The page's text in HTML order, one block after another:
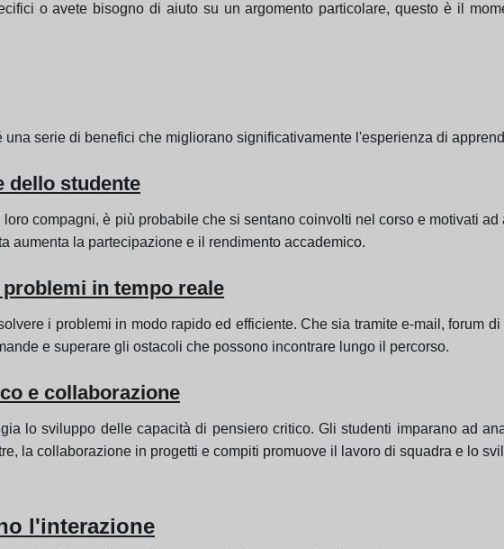
o avete bisogno di aiuto su un argomento particolare, questo è il
serie di benefici che migliorano significativamente l'esperienza di
dello studente
compagni, è più probabile che si sentano coinvolti nel corso e motivati
aumenta la partecipazione e il rendimento accademico.
in tempo reale
i problemi in modo rapido ed efficiente. Che sia tramite e-mail, forum
e superare gli ostacoli che possono incontrare lungo il percorso.
e collaborazione
lo sviluppo delle capacità di pensiero critico. Gli studenti imparano ad
la collaborazione in progetti e compiti promuove il lavoro di squadra e lo
l'interazione